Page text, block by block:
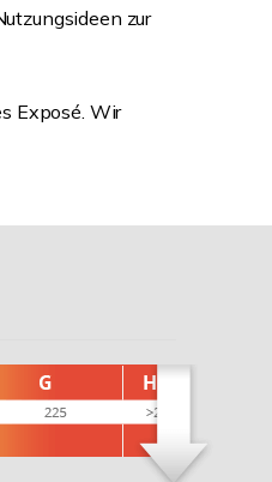
zur
Exposé. Wir